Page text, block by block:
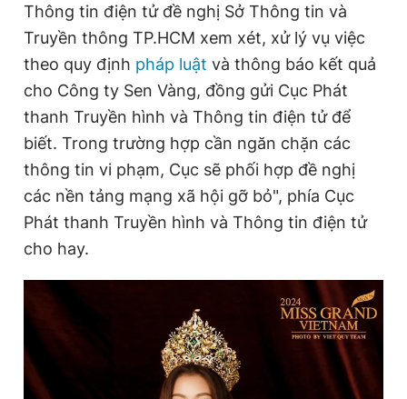
Thông tin điện tử đề nghị Sở Thông tin và
Truyền thông TP.HCM xem xét, xử lý vụ việc
theo quy định pháp luật và thông báo kết quả
cho Công ty Sen Vàng, đồng gửi Cục Phát
thanh Truyền hình và Thông tin điện tử để
biết. Trong trường hợp cần ngăn chặn các
thông tin vi phạm, Cục sẽ phối hợp đề nghị
các nền tảng mạng xã hội gỡ bỏ", phía Cục
Phát thanh Truyền hình và Thông tin điện tử
cho hay.